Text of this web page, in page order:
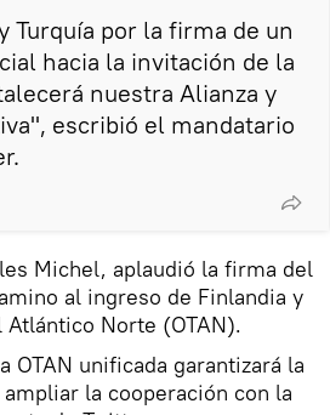
Turquía por la firma de un
hacia la invitación de la
nuestra Alianza y
escribió el mandatario
Michel, aplaudió la firma del
al ingreso de Finlandia y
Atlántico Norte (OTAN).
unificada garantizará la
la cooperación con la